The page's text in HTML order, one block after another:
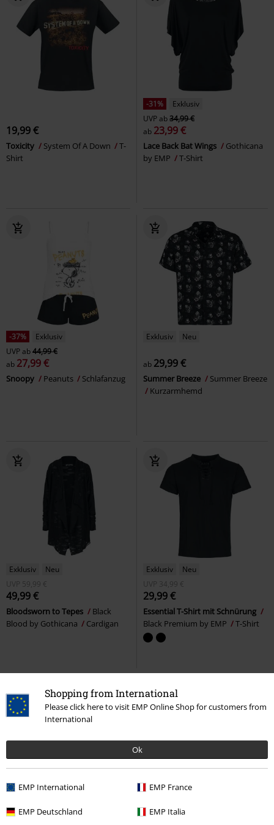
Shopping from International
Please click here to visit EMP Online Shop for customers from
International
Ok
EMP International EMP France
EMP Deutschland EMP Italia
19,99 €
Toxicity System Of A Down
T-
Shirt
-31%
Exklusiv
UVPab34,99 €
ab 23,99 €
Lace Back Bat Wings
Gothicana
by EMP
T-Shirt
-37%
Exklusiv
UVPab44,99 €
ab 27,99 €
Snoopy Peanuts Schlafanzug
Exklusiv Neu
ab 29,99 €
Summer Breeze
Summer Breeze
Kurzarmhemd
Exklusiv
Neu
UVP
59,99 €
49,99 €
Bloodsworn to Tepes
Black
Blood by Gothicana
Cardigan
Exklusiv
Neu
UVP
34,99 €
29,99 €
Essential T-Shirt mit Schnürung
Black Premium by EMP
T-Shirt
UVP34,99 €